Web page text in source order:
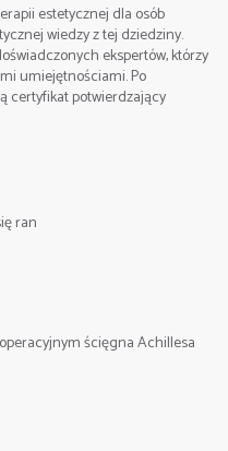
estetycznej dla osób
wiedzy z tej dziedziny.
ekspertów, którzy
umiejętnościami. Po
certyfikat potwierdzający
ran
ścięgna Achillesa